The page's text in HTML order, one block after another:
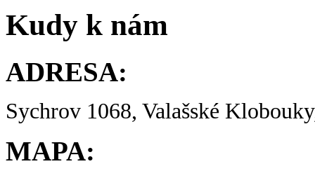
Kudy k nám
ADRESA:
Sychrov 1068, Valašské
MAPA: